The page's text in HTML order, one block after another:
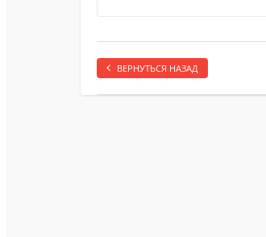
ВЕРНУТЬСЯ НАЗАД